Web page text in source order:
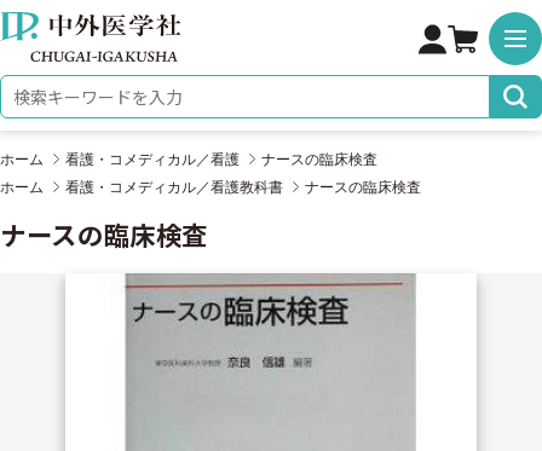
株式会社 中外医学社
検索キーワード
ホーム 看護・コメディカル／看護
ナースの臨床検査
ホーム
看護・コメディカル／看護教科書 ナースの臨床検査
ナースの臨床検査